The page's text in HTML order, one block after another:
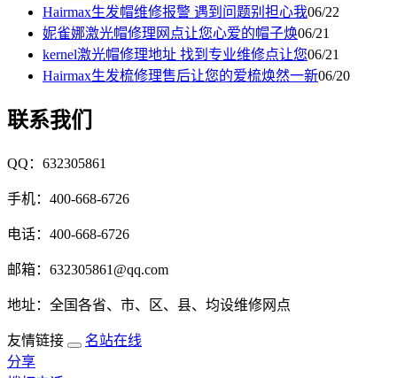
Hairmax生发帽维修报警 遇到问题别担心我06/22
妮雀娜激光帽修理网点让您心爱的帽子焕06/21
kernel激光帽修理地址 找到专业维修点让您06/21
Hairmax生发梳修理售后让您的爱梳焕然一新06/20
联系我们
QQ：632305861
手机：400-668-6726
电话：400-668-6726
邮箱：632305861@qq.com
地址：全国各省、市、区、县、均设维修网点
友情链接
名站在线
分享